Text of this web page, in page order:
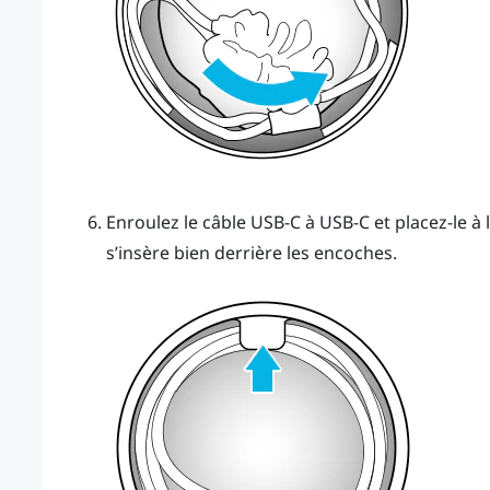
Enroulez le câble USB-C à USB-C et placez-le
s’insère bien derrière les encoches.